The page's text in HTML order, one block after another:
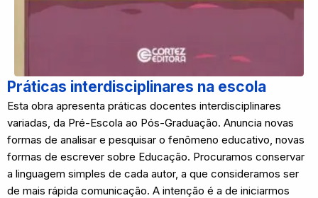
Práticas interdisciplinares na escola
Esta obra apresenta práticas docentes interdisciplinares
variadas, da Pré-Escola ao Pós-Graduação. Anuncia novas
formas de analisar e pesquisar o fenômeno educativo, novas
formas de escrever sobre Educação. Procuramos conservar
a linguagem simples de cada autor, a que consideramos ser
de mais rápida comunicação. A intenção é a de iniciarmos